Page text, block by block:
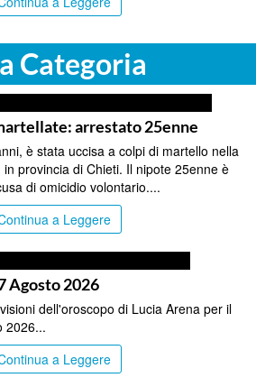
Categoria
arrestato 25enne
è stata uccisa a colpi di martello nella
provincia di Chieti. Il nipote 25enne è
di omicidio volontario....
a Leggere
Agosto 2026
dell'oroscopo di Lucia Arena per il
2026...
a Leggere